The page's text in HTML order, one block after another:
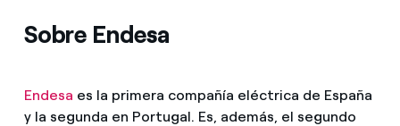
Sobre Endesa
Endesa es la primera compañía eléctrica de España
y la segunda en Portugal. Es, además, el segundo